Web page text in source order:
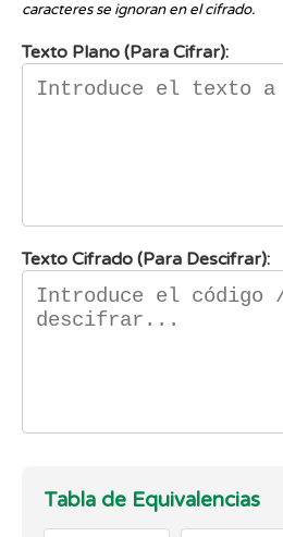
caracteres se ignoran en el cifrado.
Texto Plano (Para Cifrar):
Texto Cifrado (Para Descifrar):
Tabla de Equivalencias